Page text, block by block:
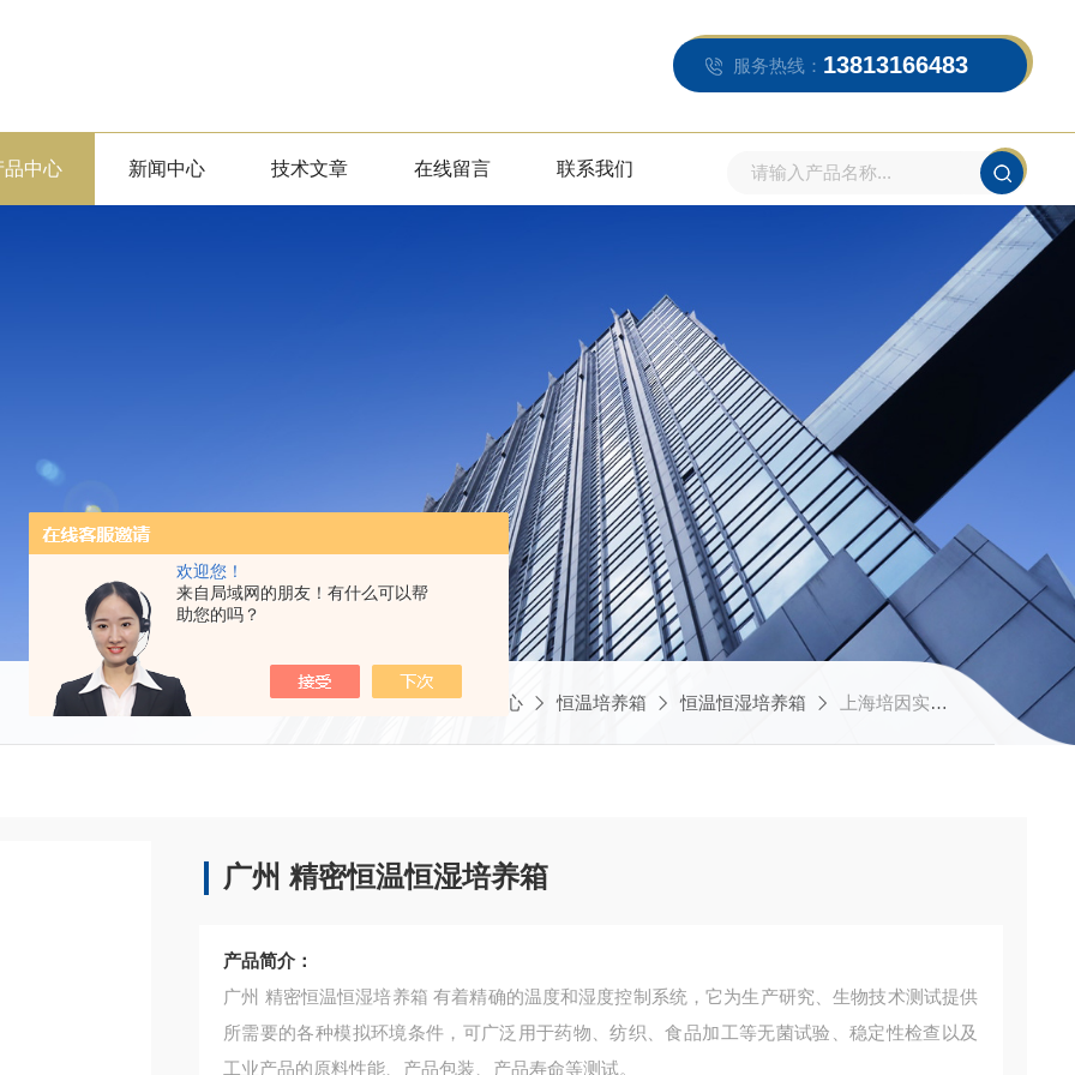
欢迎您！
来自局域网的朋友！有什么可以帮
助您的吗？
服务热线： 13813166483
品中心 新闻中心 技术文章 在线留言 联系我们
当前位置：首页 产品中心 恒温培养箱 恒温恒湿培养箱 上海培因实验仪器有限公司LHS-250（E）广州 精密恒温恒湿培养箱
广州 精密恒温恒湿培养箱
产品简介：
广州 精密恒温恒湿培养箱 有着精确的温度和湿度控制系统，它为生产研究、生物技术测试提供
所需要的各种模拟环境条件，可广泛用于药物、纺织、食品加工等无菌试验、稳定性检查以及
工业产品的原料性能、产品包装、产品寿命等测试。